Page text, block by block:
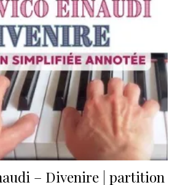
– Divenire | partition